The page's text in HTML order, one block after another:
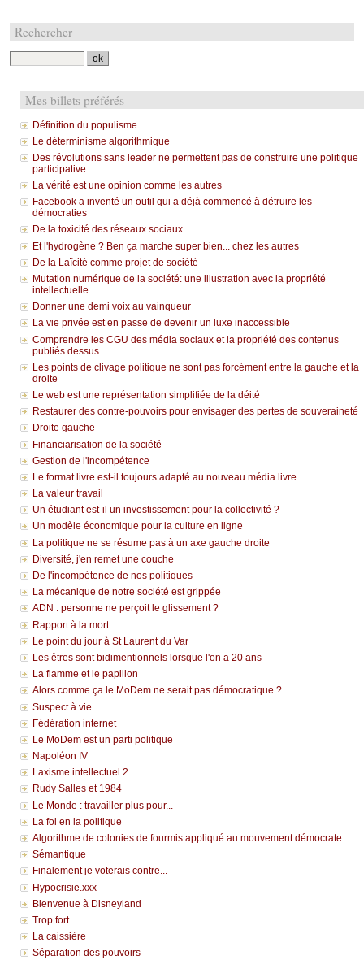
Rechercher
Mes billets préférés
Définition du populisme
Le déterminisme algorithmique
Des révolutions sans leader ne permettent pas de construire une politique
participative
La vérité est une opinion comme les autres
Facebook a inventé un outil qui a déjà commencé à détruire les
démocraties
De la toxicité des réseaux sociaux
Et l'hydrogène ? Ben ça marche super bien... chez les autres
De la Laïcité comme projet de société
Mutation numérique de la société: une illustration avec la propriété
intellectuelle
Donner une demi voix au vainqueur
La vie privée est en passe de devenir un luxe inaccessible
Comprendre les CGU des média sociaux et la propriété des contenus
publiés dessus
Les points de clivage politique ne sont pas forcément entre la gauche et la
droite
Le web est une représentation simplifiée de la déité
Restaurer des contre-pouvoirs pour envisager des pertes de souveraineté
Droite gauche
Financiarisation de la société
Gestion de l'incompétence
Le format livre est-il toujours adapté au nouveau média livre
La valeur travail
Un étudiant est-il un investissement pour la collectivité ?
Un modèle économique pour la culture en ligne
La politique ne se résume pas à un axe gauche droite
Diversité, j'en remet une couche
De l'incompétence de nos politiques
La mécanique de notre société est grippée
ADN : personne ne perçoit le glissement ?
Rapport à la mort
Le point du jour à St Laurent du Var
Les êtres sont bidimentionnels lorsque l'on a 20 ans
La flamme et le papillon
Alors comme ça le MoDem ne serait pas démocratique ?
Suspect à vie
Fédération internet
Le MoDem est un parti politique
Napoléon IV
Laxisme intellectuel 2
Rudy Salles et 1984
Le Monde : travailler plus pour...
La foi en la politique
Algorithme de colonies de fourmis appliqué au mouvement démocrate
Sémantique
Finalement je voterais contre...
Hypocrisie.xxx
Bienvenue à Disneyland
Trop fort
La caissière
Séparation des pouvoirs